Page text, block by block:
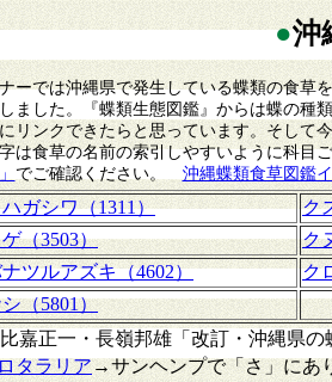
●沖
では沖縄県で発生している蝶類の食草
ました。『蝶類生態図鑑』からは蝶の種
リンクできたらと思っています。そして
は食草の名前の索引しやすいように科目
でご確認ください。 沖縄蝶類食草図鑑
ガシワ（1311） ク
（3503）
ク
ツルアズキ（4602）
ク
（5801）
比嘉正一・長嶺邦雄「改訂・沖縄県
タラリア→サンヘンプで「さ」にあ